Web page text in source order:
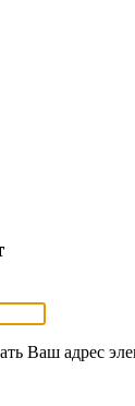
Ваш адрес